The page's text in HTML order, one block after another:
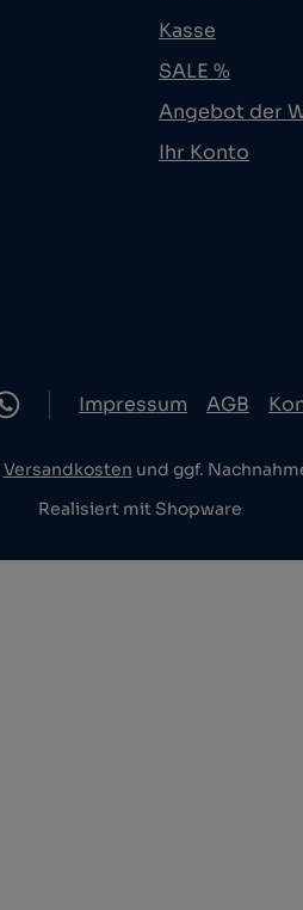
Kasse
SALE %
Angebot der
Ihr Konto
Impressum AGB
Versandkosten und ggf.
Realisiert mit Shopware